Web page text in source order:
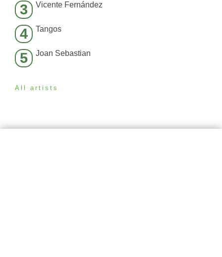
3 Vicente Fernández
4 Tangos
5 Joan Sebastian
All artists